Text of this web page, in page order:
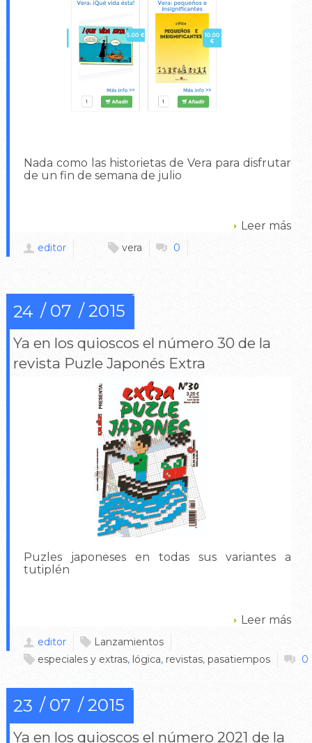
Nada como las historietas de Vera para disfrutar
de un fin de semana de julio
Leer más
editor vera 0
24 07 2015
Ya en los quioscos el número 30 de la
revista Puzle Japonés Extra
Puzles japoneses en todas sus variantes a
tutiplén
Leer más
editor
Lanzamientos
especiales y extras, lógica, revistas, pasatiempos 0
23 07 2015
Ya en los quioscos el número 2021 de la